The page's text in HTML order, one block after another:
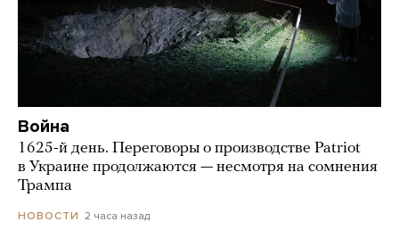
Война
1625-й день. Переговоры о производстве Patriot
в Украине продолжаются — несмотря на сомнения
Трампа
НОВОСТИ 2 часа назад